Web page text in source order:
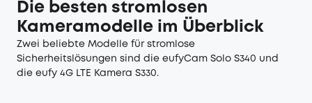
Die besten stromlosen
Kameramodelle im Überblick
Zwei beliebte Modelle für stromlose
Sicherheitslösungen sind die eufyCam Solo S340 und
die eufy 4G LTE Kamera S330.